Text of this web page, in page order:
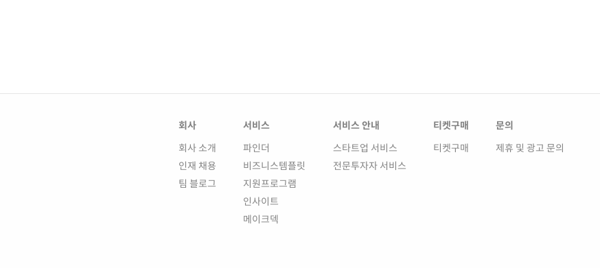
회사
회사 소개
인재 채용
팀 블로그
서비스
파인더
비즈니스템플릿
지원프로그램
인사이트
메이크덱
서비스 안내
스타트업 서비스
전문투자자 서비스
티켓구매
티켓구매
문의
제휴 및 광고 문의